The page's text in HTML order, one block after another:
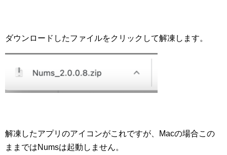
ダウンロードしたファイルをクリックして解凍します。
解凍したアプリのアイコンがこれですが、Macの場合この
ままではNumsは起動しません。